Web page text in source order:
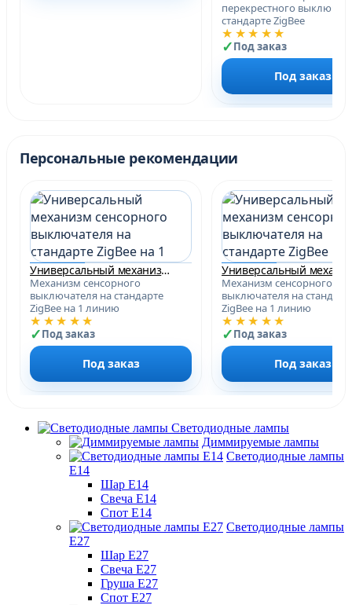
перекрестного
стандарте ZigBee
★★★★★
Под заказ
Под заказ
Персональные рекомендации
Универсальный механизм сенсорного выключателя на стандарте ZigBee на 1 линию, работает с АЛИСОЙ
Механизм сенсорного
выключателя на стандарте
ZigBee на 1 линию
★★★★★
Под заказ
Под заказ
Механизм сенсорного
выключателя на
ZigBee на 1 линию
★★★★★
Под заказ
Под заказ
Светодиодные лампы
Диммируемые лампы
Светодиодные лампы
Е14
Шар Е14
Свеча Е14
Спот Е14
Светодиодные лампы
Е27
Шар Е27
Свеча Е27
Груша Е27
Спот Е27